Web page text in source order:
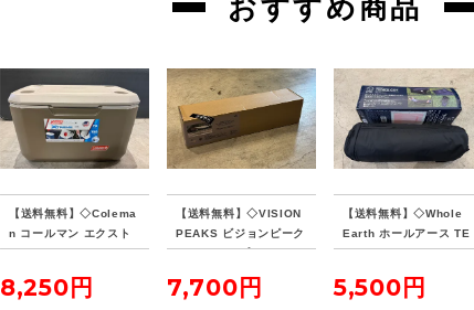
おすすめ商品
【送料無料】◇Colema
n コールマン エクスト
リームクーラー 70QT
8,250円
【送料無料】◇VISION
PEAKS ビジョンピーク
ス ファイアプレイス TC
7,700円
【送料無料】◇Whole
Earth ホールアース TE
NKU COT テンクウコッ
5,500円